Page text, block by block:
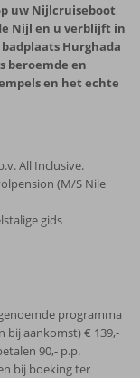
uw Nijlcruiseboot
Nijl en u verblijft in
Hurghada
beroemde en
en het echte
All Inclusive.
(M/S Nile
gids
programma
bij aankomst) € 139,-
90,- p.p.
bij boeking ter